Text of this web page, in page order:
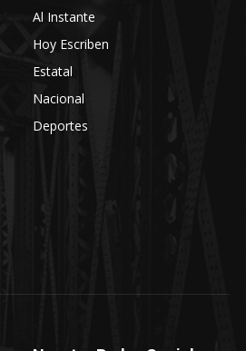
Al Instante
Hoy Escriben
Estatal
Nacional
Deportes